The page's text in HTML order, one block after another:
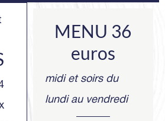
MENU 36
euros
midi et soirs du
lundi au vendredi